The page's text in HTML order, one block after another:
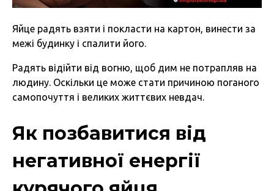
Яйце радять взяти і покласти на картон, винести за
межі будинку і спалити його.
Радять відійти від вогню, щоб дим не потрапляв на
людину. Оскільки це може стати причиною поганого
самопочуття і великих життєвих невдач.
Як позбавитися від
негативної енергії